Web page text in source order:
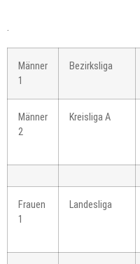
.
Männer
1
Bezirksliga
Männer
2
Kreisliga A
Frauen
1
Landesliga